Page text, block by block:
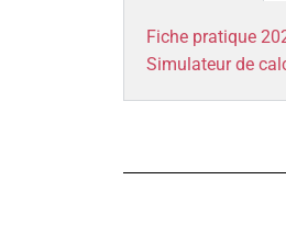
Fiche pratique
Simulateur de